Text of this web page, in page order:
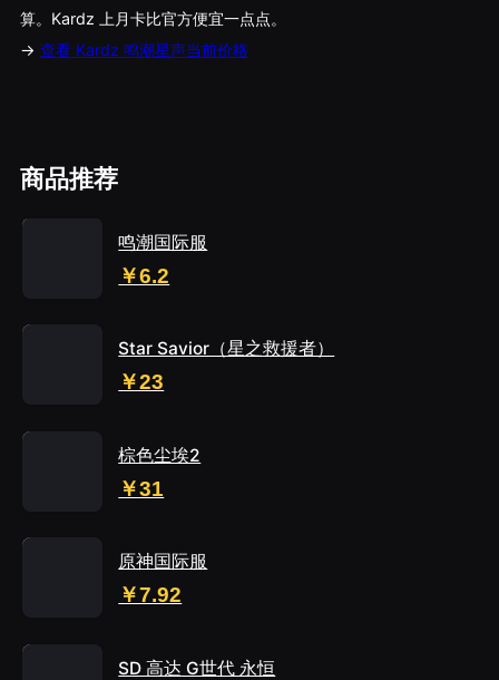
算。Kardz 上月卡比官方便宜一点点。
→ 查看 Kardz 鸣潮星声当前价格
商品推荐
鸣潮国际服
￥6.2
Star Savior（星之救援者）
￥23
棕色尘埃2
￥31
原神国际服
￥7.92
SD 高达 G世代 永恒